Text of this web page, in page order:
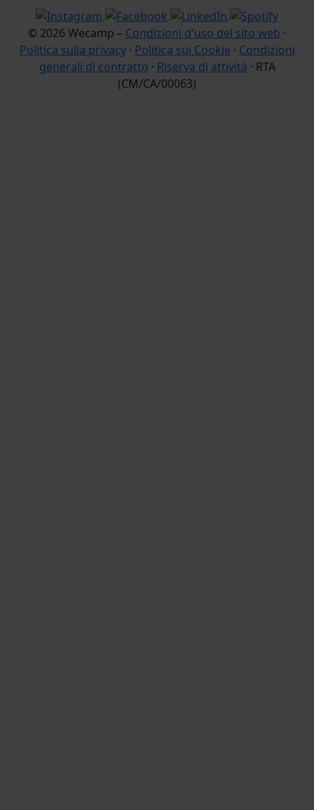
© 2026 Wecamp – Condizioni d'uso del sito web ·
Politica sulla privacy· Politica sui Cookie · Condizioni
generali di contratto · Riserva di attività · RTA
(CM/CA/00063)